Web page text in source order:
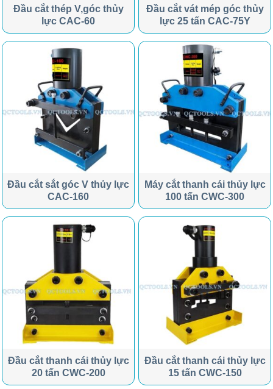
Đầu cắt thép V,góc thủy
lực CAC-60
Đầu cắt vát mép góc thủy
lực 25 tấn CAC-75Y
Đầu cắt sắt góc V thủy lực
CAC-160
Máy cắt thanh cái thủy lực
100 tấn CWC-300
Đầu cắt thanh cái thủy lực
20 tấn CWC-200
Đầu cắt thanh cái thủy lực
15 tấn CWC-150